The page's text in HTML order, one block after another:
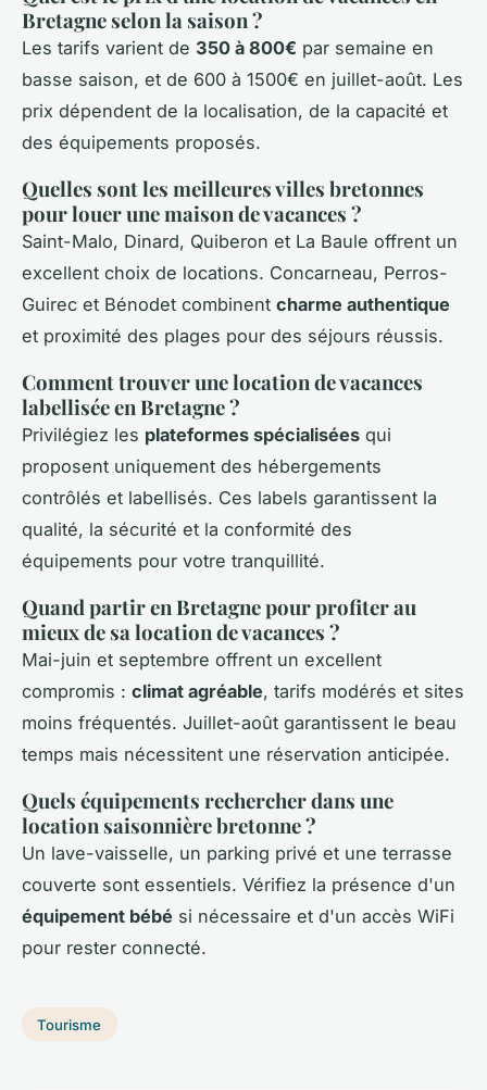
Bretagne selon la saison ?
Les tarifs varient de 350 à 800€ par semaine en
basse saison, et de 600 à 1500€ en juillet-août. Les
prix dépendent de la localisation, de la capacité et
des équipements proposés.
Quelles sont les meilleures villes bretonnes
pour louer une maison de vacances ?
Saint-Malo, Dinard, Quiberon et La Baule offrent un
excellent choix de locations. Concarneau, Perros-
Guirec et Bénodet combinent charme authentique
et proximité des plages pour des séjours réussis.
Comment trouver une location de vacances
labellisée en Bretagne ?
Privilégiez les plateformes spécialisées qui
proposent uniquement des hébergements
contrôlés et labellisés. Ces labels garantissent la
qualité, la sécurité et la conformité des
équipements pour votre tranquillité.
Quand partir en Bretagne pour profiter au
mieux de sa location de vacances ?
Mai-juin et septembre offrent un excellent
compromis : climat agréable, tarifs modérés et sites
moins fréquentés. Juillet-août garantissent le beau
temps mais nécessitent une réservation anticipée.
Quels équipements rechercher dans une
location saisonnière bretonne ?
Un lave-vaisselle, un parking privé et une terrasse
couverte sont essentiels. Vérifiez la présence d'un
équipement bébé si nécessaire et d'un accès WiFi
pour rester connecté.
Tourisme